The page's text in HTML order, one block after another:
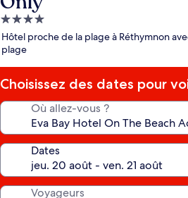
Hébergement
4.0 étoiles
Hôtel proche de la plage à Réthymnon
plage
Choisissez des dates pour
Où allez-vous ?
Dates
Voyageurs